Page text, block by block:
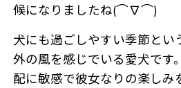
候になりましたね(⌒∇⌒)
犬にも過ごしやすい季節とい
外の風を感じでいる愛犬です
配に敏感で彼女なりの楽しみ